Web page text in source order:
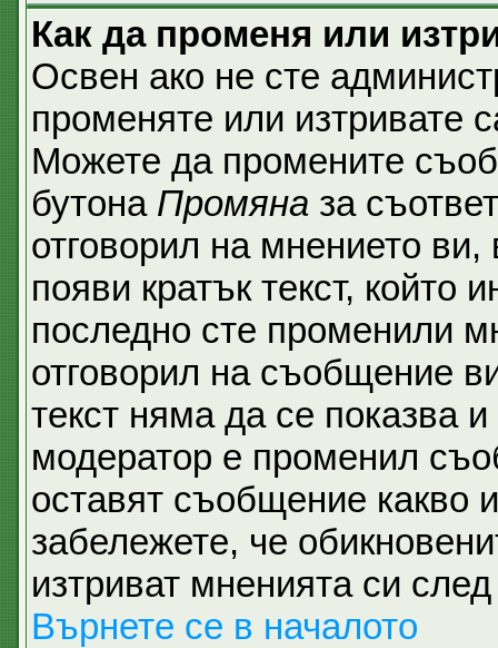
Как да променя или
Освен ако не сте
променяте или изтривате
Можете да промените
бутона Промяна за
отговорил на мнението
появи кратък текст, който
последно сте променили
отговорил на съобщение
текст няма да се показва
модератор е променил
оставят съобщение
забележете, че
изтриват мненията си
Върнете се в началото